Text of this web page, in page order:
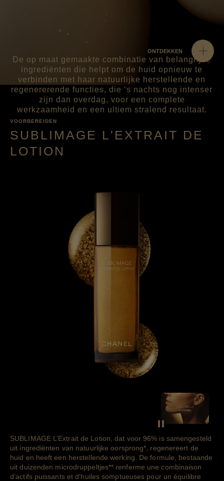
ONTDEKKEN
De op maat gemaakte combinatie van belangrijke
ingrediënten die helpt om de huid opnieuw te
verbinden met haar natuurlijke herstellende en
regenererende functies, die ‘s nachts nog intenser
zijn dan overdag, voor een complete
werkzaamheid en een ultiem stralend resultaat.
VOORBEREIDEN
SUBLIMAGE L'EXTRAIT DE
LOTION
Decoratieve video
SEE THE
SUBLIMAGE L’Extrait de Lotion, dat voor 96% is samengesteld
uit ingrediënten van natuurlijkeoorsprong* , regenereert de
huid en heeft een herstellende werking. De formule, bestaande
uit duizenden microdruppeltjes** renferme une combinaison
d’actifs puissants et d'huiles somptueuses pour un équilibre